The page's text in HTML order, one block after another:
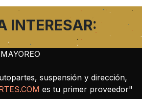
INTERESAR:
suspensión y dirección,
es tu primer proveedor"